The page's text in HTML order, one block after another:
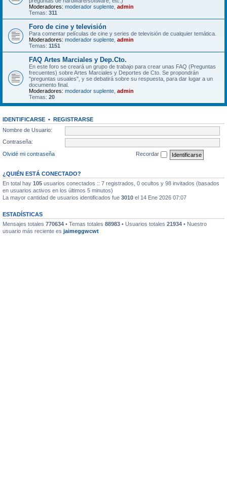
Moderadores: moderador suplente admin
Temas: 311
Foro de cine y televisión
Para comentar películas de cine y series de televisión de cualquier temática.
Moderadores: moderador suplente admin
Temas: 1151
FAQ Artes Marciales y Dep.Cto.
En este foro se creará un grupo de trabajo para crear unas FAQ (Preguntas
frecuentes) sobre Artes Marciales y Deportes de Cto. Se propondrán
"preguntas usuales", y se debatirá sobre su respuesta, para dar lugar a un
documento final.
Moderadores: moderador suplente admin
Temas: 20
IDENTIFICARSE • REGISTRARSE
Nombre de Usuario:
Contraseña:
Olvidé mi contraseña
Recordar
¿QUIÉN ESTÁ CONECTADO?
En total hay 105 usuarios conectados :: 7 registrados, 0 ocultos y 98 invitados (basados
en usuarios activos en los últimos 5 minutos)
La mayor cantidad de usuarios identificados fue 3010 el 14 Ene 2026 07:07
ESTADÍSTICAS
Mensajes totales 770634 • Temas totales 88983 • Usuarios totales 21934 • Nuestro
usuario más reciente es jaimeggwcwt